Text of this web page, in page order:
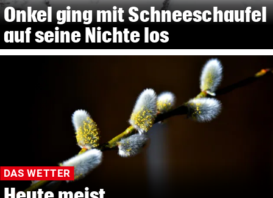
Onkel ging mit Schneeschaufel
auf seine Nichte los
DAS WETTER